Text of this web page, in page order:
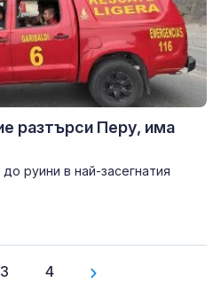
разтърси Перу, има
руини в най-засегнатия
3 4